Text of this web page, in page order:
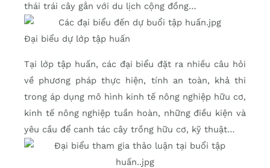
thái trái cây gắn với du lịch cộng đồng…
Đại biểu dự lớp tập huấn
Tại lớp tập huấn, các đại biểu đặt ra nhiều câu hỏi
về phương pháp thực hiện, tính an toàn, khả thi
trong áp dụng mô hình kinh tế nông nghiệp hữu cơ,
kinh tế nông nghiệp tuần hoàn, những điều kiện và
yêu cầu để canh tác cây trồng hữu cơ, kỹ thuật…